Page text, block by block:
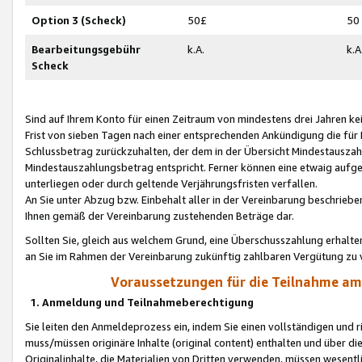
Option 3 (Scheck) 50£ 50
Bearbeitungsgebühr
Scheck
k.A.
Sind auf Ihrem Konto für einen Zeitraum von mindestens drei Jahren
Frist von sieben Tagen nach einer entsprechenden Ankündigung die
Schlussbetrag zurückzuhalten, der dem in der Übersicht
Mindestauszahlungsbetrag entspricht. Ferner können eine etwaig
unterliegen oder durch geltende Verjährungsfristen verfallen.
An Sie unter Abzug bzw. Einbehalt aller in der Vereinbarung
Ihnen gemäß der Vereinbarung zustehenden Beträge dar.
Sollten Sie, gleich aus welchem Grund, eine Überschusszahlung
an Sie im Rahmen der Vereinbarung zukünftig zahlbaren Vergütung zu
Voraussetzungen für die Teilnahme
1. Anmeldung und Teilnahmeberechtigung
Sie leiten den Anmeldeprozess ein, indem Sie einen vollständigen
muss/müssen originäre Inhalte (original content) enthalten und über
Originalinhalte, die Materialien von Dritten verwenden, müssen